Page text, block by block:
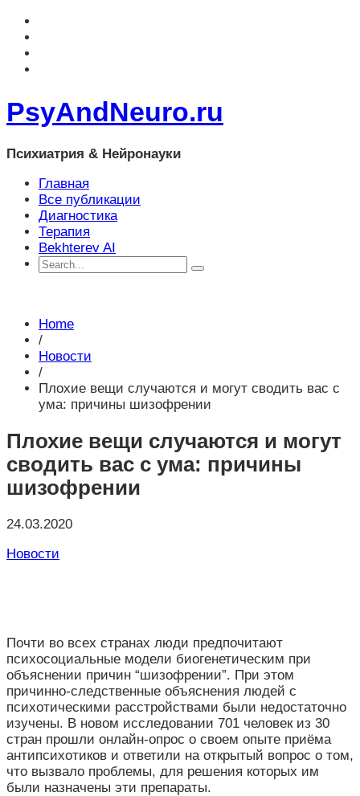
PsyAndNeuro.ru
Психиатрия & Нейронауки
Главная
Все публикации
Диагностика
Терапия
Bekhterev AI
Home
/
Новости
/
Плохие вещи случаются и могут сводить вас с
ума: причины шизофрении
Плохие вещи случаются и могут
сводить вас с ума: причины
шизофрении
24.03.2020
Новости
Почти во всех странах люди предпочитают
психосоциальные модели биогенетическим при
объяснении причин “шизофрении”. При этом
причинно-следственные объяснения людей с
психотическими расстройствами были недостаточно
изучены. В новом исследовании 701 человек из 30
стран прошли онлайн-опрос о своем опыте приёма
антипсихотиков и ответили на открытый вопрос о том,
что вызвало проблемы, для решения которых им
были назначены эти препараты.